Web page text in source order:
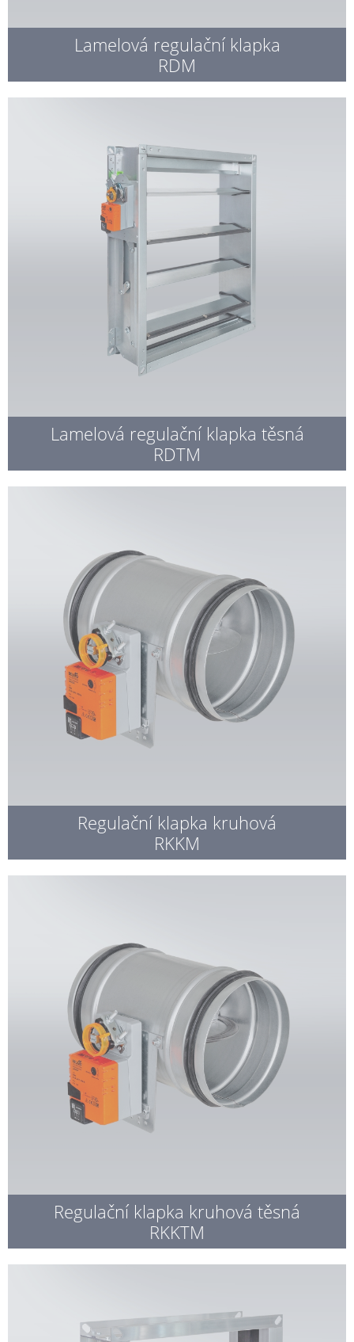
Lamelová regulační klapka
RDM
Lamelová regulační klapka těsná
RDTM
Regulační klapka kruhová
RKKM
Regulační klapka kruhová těsná
RKKTM